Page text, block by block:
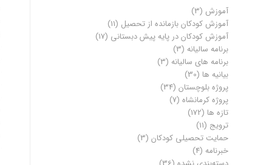
آموزش (3)
آموزش کودکان بازمانده از تحصیل (11)
آموزش کودکان در پایه پیش دبستانی (17)
برنامه سالیانه (3)
برنامه های سالیانه (3)
بیانیه ها (30)
پروژه بلوچستان (34)
پروژه کرمانشاه (7)
تازه ها (172)
ترویج (11)
حمایت تحصیلی کودکان (3)
خبرنامه (4)